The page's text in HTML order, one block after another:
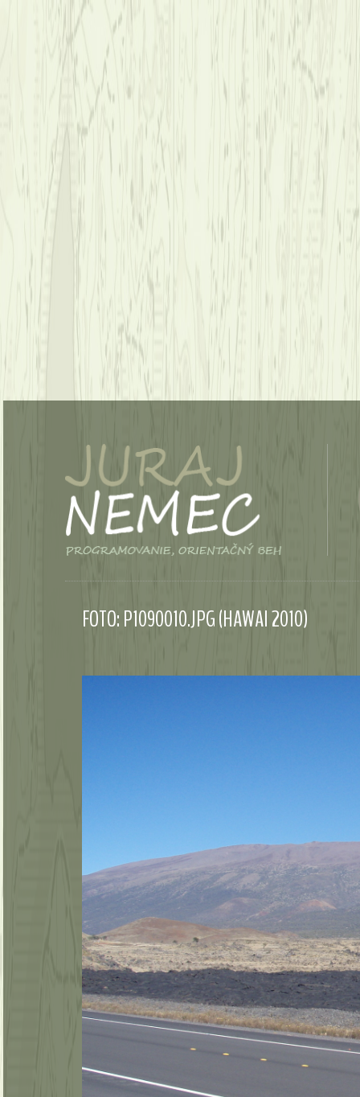
FOTO: P1090010.JPG (HAWAI 2010)